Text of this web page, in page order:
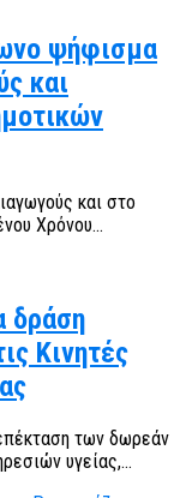
ψήφισμα
και
και στο
Χρόνου...
δράση
Κινητές
των δωρεάν
υγείας,...